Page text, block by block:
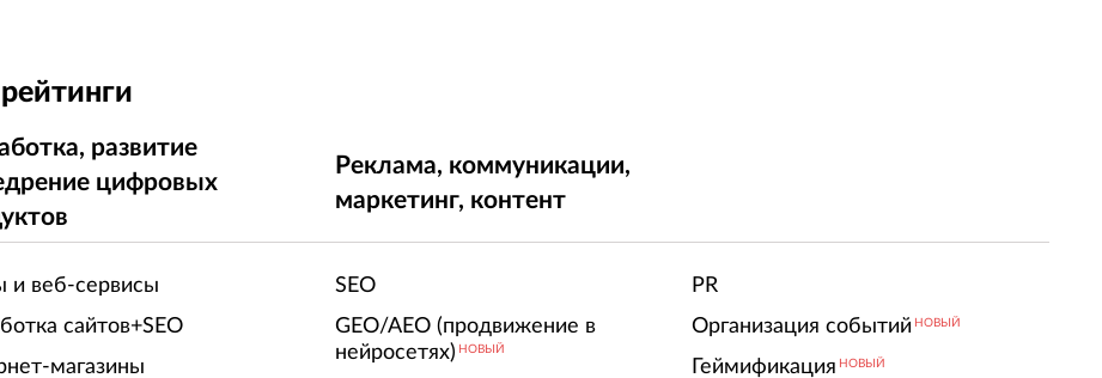
развитие
цифровых
и веб-сервисы
сайтов+SEO
магазины
Реклама, коммуникации,
маркетинг, контент
SEO
GEO/AEO (продвижение в
нейросетях) НОВЫЙ
PR
Организация событий НОВЫЙ
Геймификация НОВЫЙ